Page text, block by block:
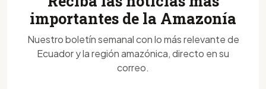
importantes de la Amazonía
Nuestro boletín semanal con lo más relevante de
Ecuador y la región amazónica, directo en su
correo.